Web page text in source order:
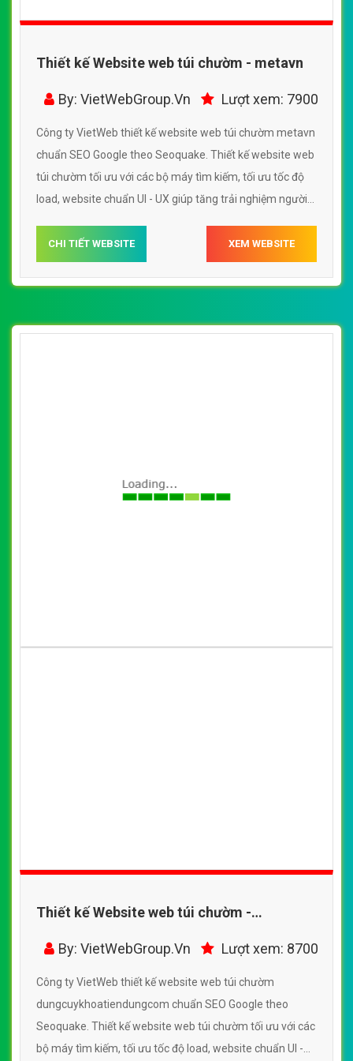
Thiết kế Website web túi chườm - metavn
By: VietWebGroup.Vn Lượt xem: 7900
Công ty VietWeb thiết kế website web túi chườm metavn
chuẩn SEO Google theo Seoquake. Thiết kế website web
túi chườm tối ưu với các bộ máy tìm kiếm, tối ưu tốc độ
load, website chuẩn UI - UX giúp tăng trải nghiệm người
CHI TIẾT WEBSITE XEM WEBSITE
Thiết kế Website web túi chườm -
dungcuykhoatiendungcom
By: VietWebGroup.Vn Lượt xem: 8700
Công ty VietWeb thiết kế website web túi chườm
dungcuykhoatiendungcom chuẩn SEO Google theo
Seoquake. Thiết kế website web túi chườm tối ưu với các
bộ máy tìm kiếm, tối ưu tốc độ load, website chuẩn UI -